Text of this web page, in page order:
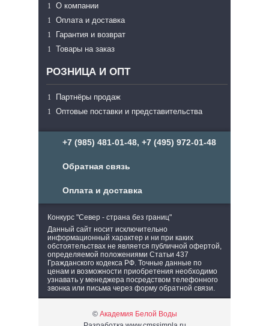
О компании
Оплата и доставка
Гарантия и возврат
Товары на заказ
РОЗНИЦА И ОПТ
Партнёры продаж
Оптовые поставки и представительства
+7 (985) 481-01-48, +7 (495) 972-01-48
Обратная связь
Оплата и доставка
Конкурс "Север - страна без границ"
Данный сайт носит исключительно
информационный характер и ни при каких
обстоятельствах не является публичной офертой,
определяемой положениями Статьи 437
Гражданского кодекса РФ. Точные данные по
ценам и возможности приобретения необходимо
узнавать у менеджера посредством телефонного
звонка или письма через форму обратной связи.
© Академия Белой Воды